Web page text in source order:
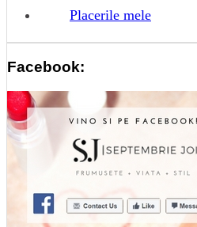
Placerile mele
Facebook: